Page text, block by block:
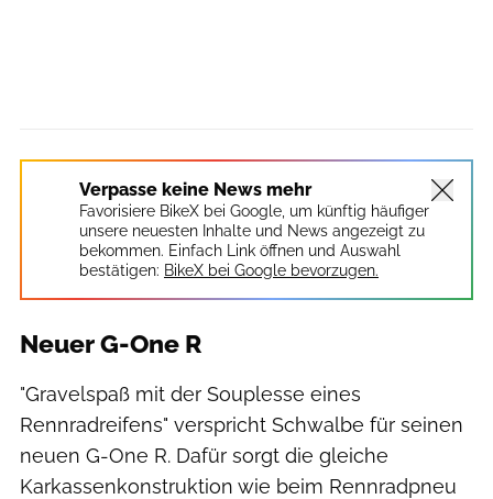
Verpasse keine News mehr
Favorisiere BikeX bei Google, um künftig häufiger
unsere neuesten Inhalte und News angezeigt zu
bekommen. Einfach Link öffnen und Auswahl
bestätigen: BikeX bei Google bevorzugen.
Neuer G-One R
"Gravelspaß mit der Souplesse eines
Rennradreifens" verspricht Schwalbe für seinen
neuen G-One R. Dafür sorgt die gleiche
Karkassenkonstruktion wie beim Rennradpneu